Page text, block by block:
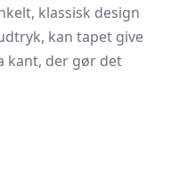
klassisk design
kan tapet give
kant, der gør det